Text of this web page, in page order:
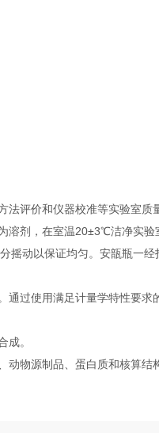
法评价和仪器校准等实验室质
醇为溶剂，在室温20±3℃
摇动以保证均匀。安瓿瓶一经
验。通过使用满足计量学
成。
动物源制品、蛋白质和核算